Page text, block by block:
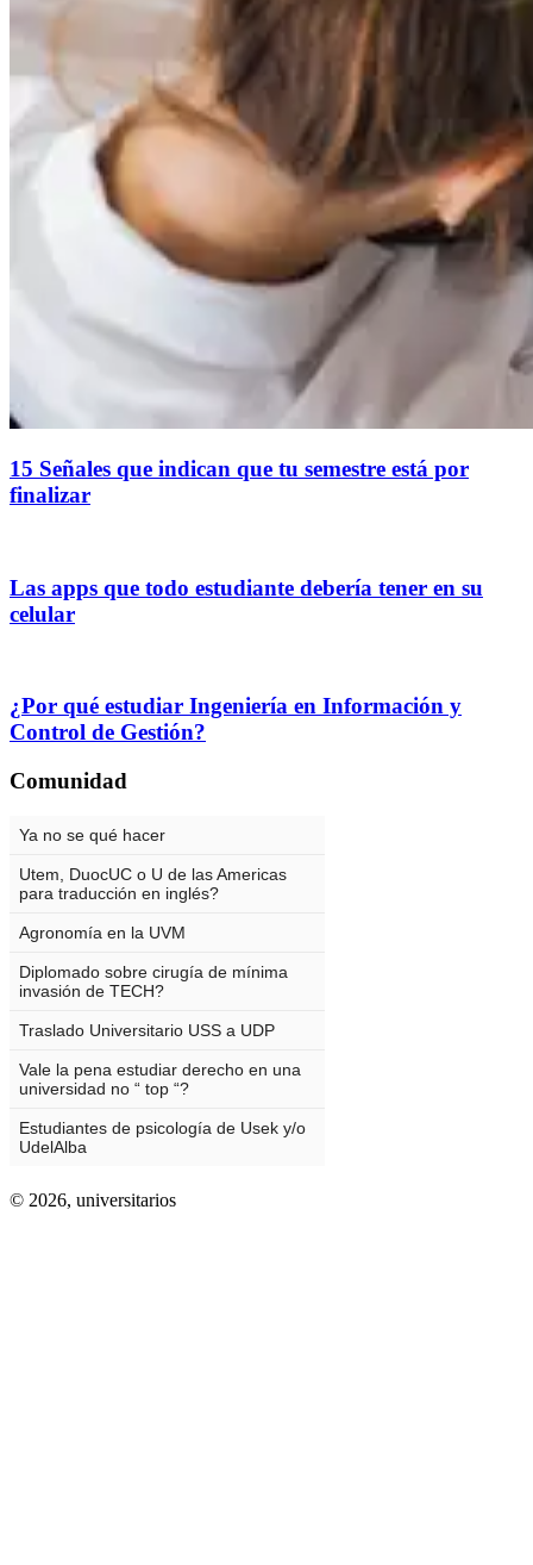
15 Señales que indican que tu semestre está por
finalizar
Las apps que todo estudiante debería tener en su
celular
¿Por qué estudiar Ingeniería en Información y
Control de Gestión?
Comunidad
© 2026, universitarios